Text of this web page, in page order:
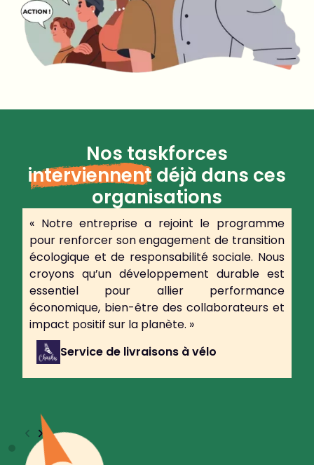
Nos taskforces
interviennentdéjà dans ces
organisations
« Notre entreprise a rejoint le programme
pour renforcer son engagement de transition
écologique et de responsabilité sociale. Nous
croyons qu’un développement durable est
essentiel pour allier performance
économique, bien-être des collaborateurs et
impact positif sur la planète. »
Service de livraisons à vélo